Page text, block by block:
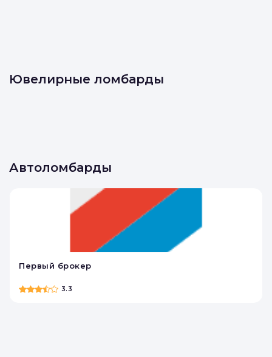
Ювелирные ломбарды
Автоломбарды
Первый брокер
3.3